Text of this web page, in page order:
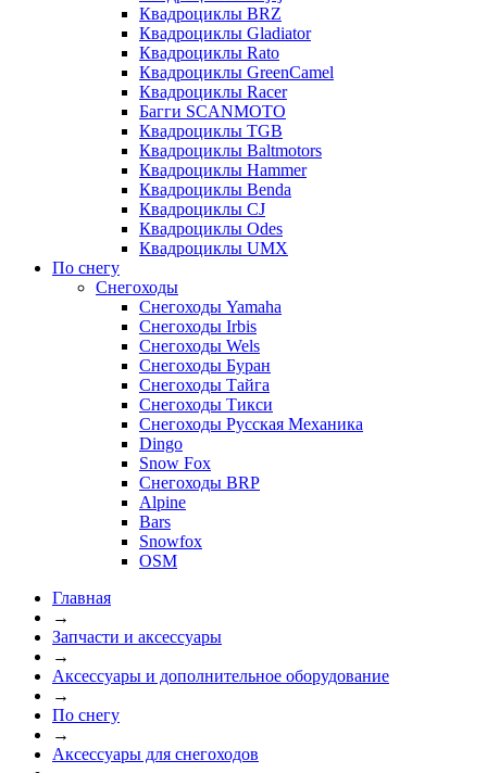
Квадроциклы BRZ
Квадроциклы Gladiator
Квадроциклы Rato
Квадроциклы GreenCamel
Квадроциклы Racer
Багги SCANMOTO
Квадроциклы TGB
Квадроциклы Baltmotors
Квадроциклы Hammer
Квадроциклы Benda
Квадроциклы CJ
Квадроциклы Odes
Квадроциклы UMX
По снегу
Снегоходы
Снегоходы Yamaha
Снегоходы Irbis
Снегоходы Wels
Снегоходы Буран
Снегоходы Тайга
Снегоходы Тикси
Снегоходы Русская Механика
Dingo
Snow Fox
Снегоходы BRP
Alpine
Bars
Snowfox
OSM
Главная
→
Запчасти и аксессуары
→
Аксессуары и дополнительное оборудование
→
По снегу
→
Аксессуары для снегоходов